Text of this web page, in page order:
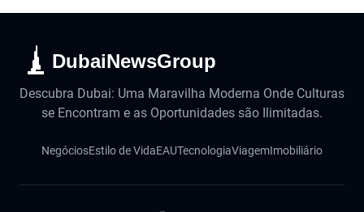
DubaiNewsGroup
Descubra Dubai: Uma Maravilha Moderna Onde Culturas
se Encontram e as Oportunidades são Ilimitadas.
NegóciosEstilo de VidaEAUTecnologiaViagemImobiliário